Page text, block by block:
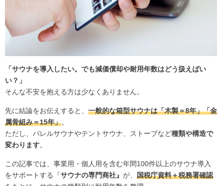
「サウナを導入したい。でも減価償却や耐用年数はどう扱えばい
い？」
そんな不安を抱える方は少なくありません。
先に結論をお伝えすると、 一般的な箱型サウナは「木製＝8年」「金
属骨組み＝15年」。
ただし、バレルサウナやテントサウナ、ストーブなど種類や構造で
変わります。
この記事では、事業用・個人用を含む年間100件以上のサウナ導入
をサポートする『サウナの専門商社』 が、 国税庁資料＋税務署確認